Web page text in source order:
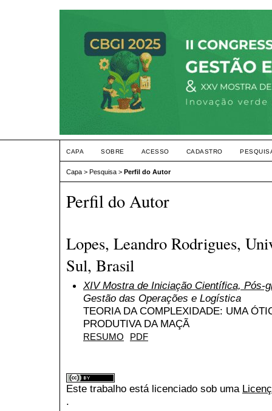
CAPA SOBRE ACESSO CADASTRO
Capa > Pesquisa > Perfil do Autor
Perfil do Autor
Lopes, Leandro Rodrigues,
Sul, Brasil
XIV Mostra de Iniciação Científica, Pós-
Gestão das Operações e Logística
TEORIA DA COMPLEXIDADE: UMA
PRODUTIVA DA MAÇÃ
RESUMO PDF
Este trabalho está licenciado sob uma
.